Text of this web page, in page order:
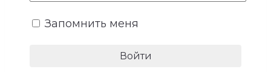
использовать открывающиеся
Запомнить меня